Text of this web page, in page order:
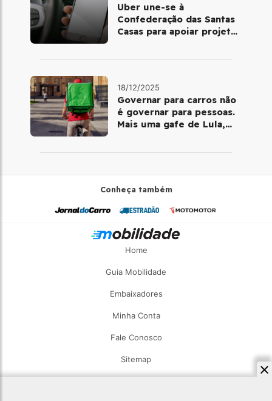
Uber une-se à
Confederação das Santas
Casas para apoiar projetos
18/12/2025
Governar para carros não
é governar para pessoas.
Mais uma gafe de Lula,
Conheça também
Home
Guia Mobilidade
Embaixadores
Minha Conta
Fale Conosco
Sitemap